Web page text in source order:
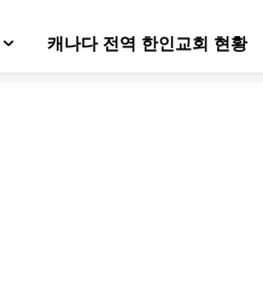
캐나다 전역 한인교회 현황